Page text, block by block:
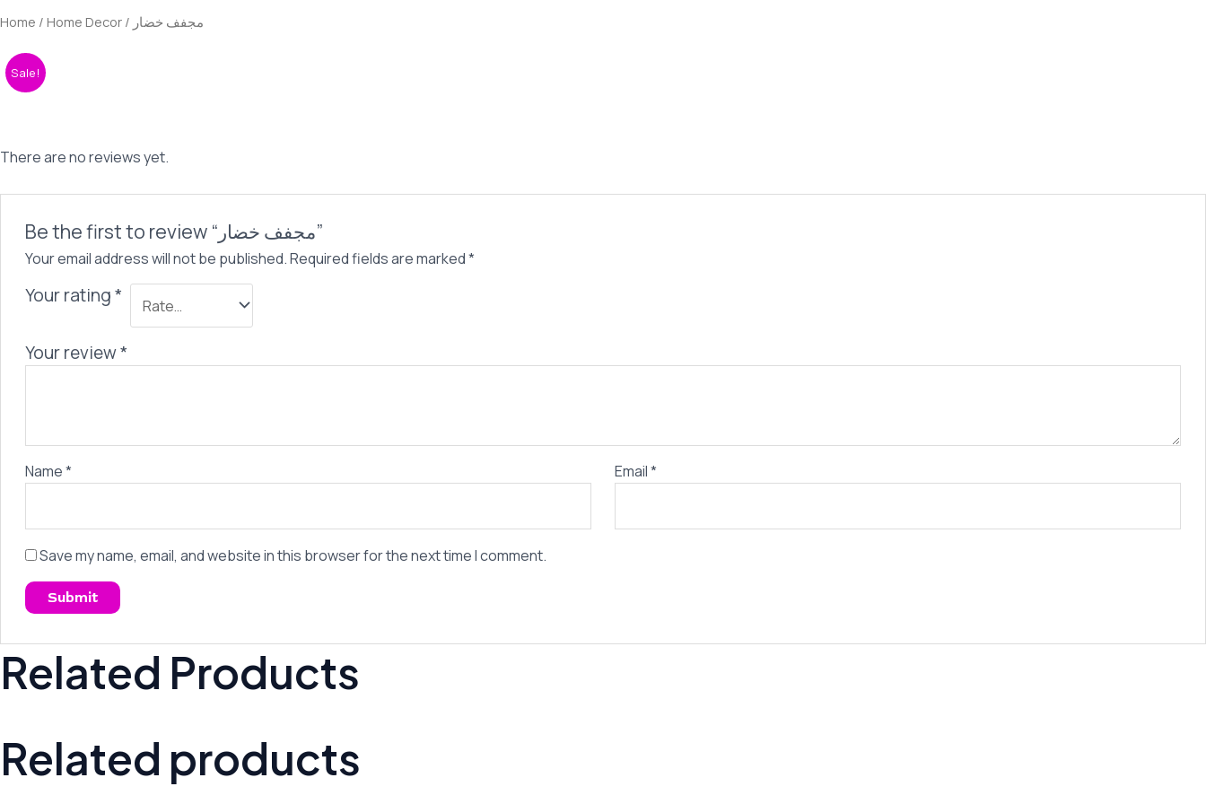
Home / Home Decor / مجفف خضار
Sale!
There are no reviews yet.
Be the first to review “مجفف خضار”
Your email address will not be published.Required fields are marked*
Your rating*
Your review*
Name* Email*
Save my name, email, and website in this browser for the next time I comment.
Related Products
Related products